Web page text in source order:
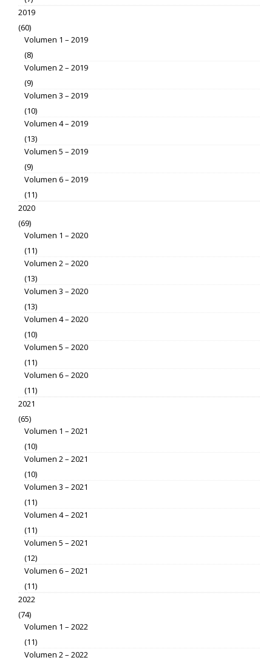
2019
(60)
Volumen 1 – 2019
(8)
Volumen 2 – 2019
(9)
Volumen 3 – 2019
(10)
Volumen 4 – 2019
(13)
Volumen 5 – 2019
(9)
Volumen 6 – 2019
(11)
2020
(69)
Volumen 1 – 2020
(11)
Volumen 2 – 2020
(13)
Volumen 3 – 2020
(13)
Volumen 4 – 2020
(10)
Volumen 5 – 2020
(11)
Volumen 6 – 2020
(11)
2021
(65)
Volumen 1 – 2021
(10)
Volumen 2 – 2021
(10)
Volumen 3 – 2021
(11)
Volumen 4 – 2021
(11)
Volumen 5 – 2021
(12)
Volumen 6 – 2021
(11)
2022
(74)
Volumen 1 – 2022
(11)
Volumen 2 – 2022